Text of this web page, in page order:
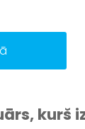
kurš